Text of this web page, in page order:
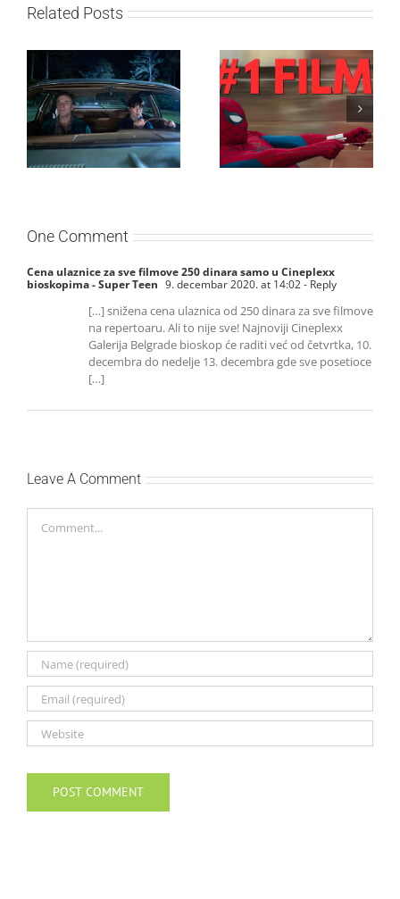
Related Posts
SF NIGHT: POSLEDNJI
DANI ULICE
HRASTOVA u Concept
Cinema i CineStar
bioskopima 12. avgusta
Najuspešnije otvaranje
studijskog filma u Srbiji:
Spajdermen: Novi dan
oborio rekord već prvog
vikenda
One Comment
Cena ulaznice za sve filmove 250 dinara samo u Cineplexx
bioskopima - Super Teen 9. decembar 2020. at 14:02- Reply
[…] snižena cena ulaznica od 250 dinara za sve filmove
na repertoaru. Ali to nije sve! Najnoviji Cineplexx
Galerija Belgrade bioskop će raditi već od četvrtka, 10.
decembra do nedelje 13. decembra gde sve posetioce
[…]
Leave A Comment